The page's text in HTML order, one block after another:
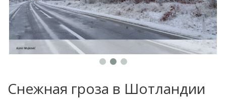
Снежная гроза в Шотландии